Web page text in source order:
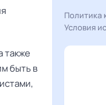
также
быть в
Политика
Условия